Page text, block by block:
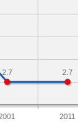
2011
2.7
2.7